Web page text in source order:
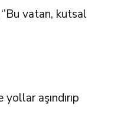
vatan, kutsal
yollar aşındırıp